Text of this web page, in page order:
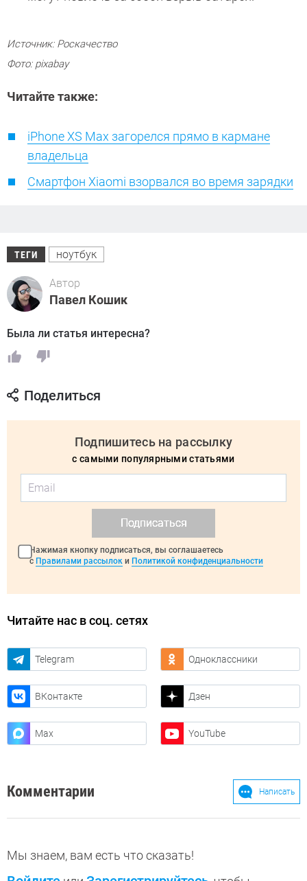
Источник: Роскачество
Фото: pixabay
Читайте также:
iPhone XS Max загорелся прямо в кармане
владельца
Смартфон Xiaomi взорвался во время зарядки
ТЕГИ ноутбук
Автор
Павел Кошик
Была ли статья интересна?
Поделиться
Подпишитесь на рассылку
с самыми популярными статьями
Подписаться
Нажимая кнопку подписаться, вы соглашаетесь
с Правилами рассылок и Политикой конфиденциальности
Читайте нас в соц. сетях
Telegram Одноклассники
ВКонтакте Дзен
Max YouTube
Комментарии Написать
Мы знаем, вам есть что сказать!